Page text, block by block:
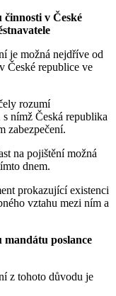
v České
je možná nejdříve od
České republice ve
rozumí
s nímž Česká republika
zabezpečení.
na pojištění možná
dnem.
prokazující existenci
vztahu mezi ním a
poslance
z tohoto důvodu je